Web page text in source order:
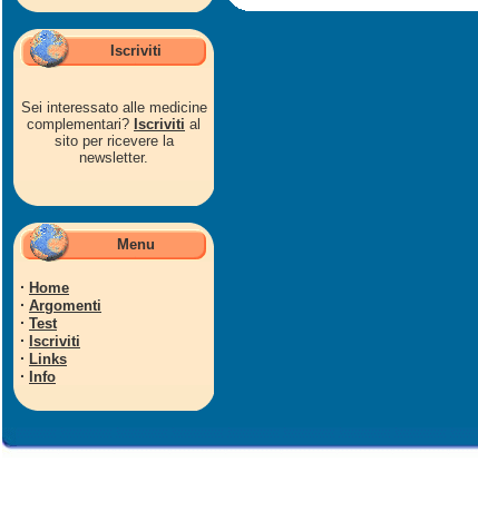
Iscriviti
Sei interessato alle medicine
complementari? Iscriviti al
sito per ricevere la
newsletter.
Menu
· Home
· Argomenti
· Test
· Iscriviti
· Links
· Info